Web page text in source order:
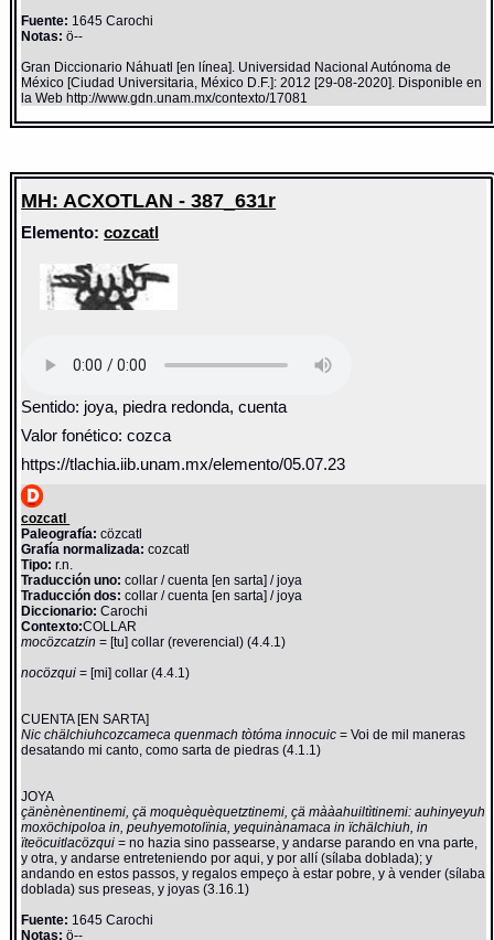
Fuente: 1645 Carochi
Notas: ö--
Gran Diccionario Náhuatl [en línea]. Universidad Nacional Autónoma de
México [Ciudad Universitaria, México D.F.]: 2012 [29-08-2020]. Disponible en
la Web http://www.gdn.unam.mx/contexto/17081
MH: ACXOTLAN - 387_631r
Elemento:cozcatl
Sentido: joya, piedra redonda, cuenta
Valor fonético: cozca
https://tlachia.iib.unam.mx/elemento/05.07.23
cozcatl
Paleografía: cözcatl
Grafía normalizada: cozcatl
Tipo: r.n.
Traducción uno: collar / cuenta [en sarta] / joya
Traducción dos: collar / cuenta [en sarta] / joya
Diccionario:Carochi
Contexto:COLLAR
mocözcatzin= [tu] collar (reverencial) (4.4.1)
nocözqui= [mi] collar (4.4.1)
CUENTA [EN SARTA]
Nic chälchiuhcozcameca quenmach tòtóma innocuic= Voi de mil maneras
desatando mi canto, como sarta de piedras (4.1.1)
JOYA
çänènènentinemi, çä moquèquèquetztinemi, çä mààahuiltìtinemi: auhinyeyuh
moxöchipoloa in, peuhyemotolïnia, yequinànamaca in ïchälchiuh, in
ïteöcuitlacözqui= no hazia sino passearse, y andarse parando en vna parte,
y otra, y andarse entreteniendo por aqui, y por allí (sílaba doblada); y
andando en estos passos, y regalos empeço à estar pobre, y à vender (sílaba
doblada) sus preseas, y joyas (3.16.1)
Fuente: 1645 Carochi
Notas: ö--